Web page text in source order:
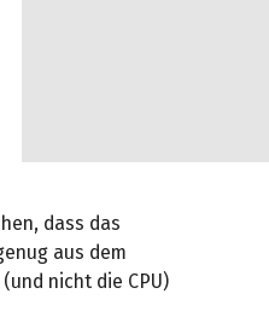
dass das
aus dem
nicht die CPU)